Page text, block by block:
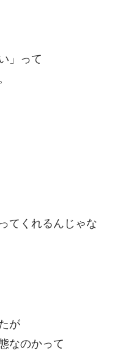
」って
てくれるんじゃな
が
なのかって